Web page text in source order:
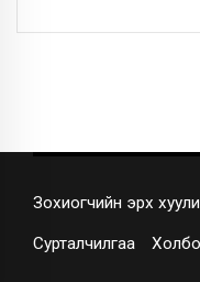
Зохиогчийн эрх
Сурталчилгаа